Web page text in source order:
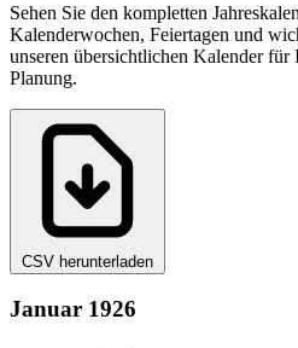
Sehen Sie den kompletten
Kalenderwochen, Feiertagen und
unseren übersichtlichen Kalender
Planung.
CSV herunterladen
Januar 1926